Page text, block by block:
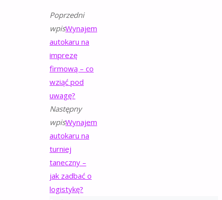
Poprzedni
wpisWynajem
autokaru na
imprezę
firmową – co
wziąć pod
uwagę?
Następny
wpisWynajem
autokaru na
turniej
taneczny –
jak zadbać o
logistykę?